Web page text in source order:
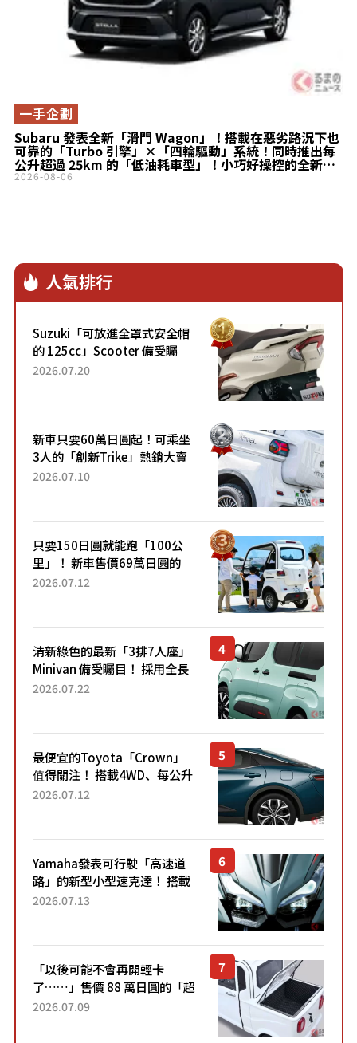
Subaru 發表全新「滑門 Wagon」！搭載在惡劣路況下也
可靠的「Turbo 引擎」×「四輪驅動」系統！同時推出每
公升超過 25km 的「低油耗車型」！小巧好操控的全新
Stella 登場！
一手企劃
2026-08-06
人氣排行
Suzuki「可放進全罩式安全帽
的 125cc」Scooter 備受矚
目！採用全新流線設計與各項
2026.07.20
新車只要60萬日圓起！可乘坐
3人的「創新Trike」熱銷大賣
成為人氣車款！「養車成本真
2026.07.10
只要150日圓就能跑「100公
里」！ 新車售價69萬日圓的
「3人座」Trike大受歡迎！ 順
2026.07.12
清新綠色的最新「3排7人座」
Minivan 備受矚目！ 採用全長
4.7公尺剛剛好的車身尺寸與
2026.07.22
最便宜的Toyota「Crown」
值得關注！ 搭載4WD、每公升
22.4公里低油耗表現超亮眼！
2026.07.12
Yamaha發表可行駛「高速道
路」的新型小型速克達！ 搭載
能享受超強勁「渦輪感」的動
2026.07.13
「以後可能不會再開輕卡
了……」售價 88 萬日圓的「超
迷你輕型貨車」引發兩極評
2026.07.09